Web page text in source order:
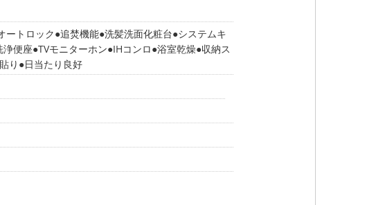
ートロック 追焚機能 洗髪洗面化粧台 システムキ
浄便座 TVモニターホン IHコンロ 浴室乾燥 収納ス
り
日当たり良好